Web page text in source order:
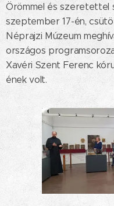
Örömmel és szeretettel
szeptember 17-én,
Néprajzi Múzeum
országos
Xavéri Szent Ferenc
ének volt.